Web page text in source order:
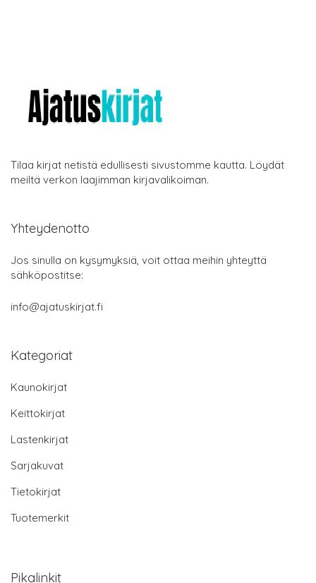
Tilaa kirjat netistä edullisesti sivustomme kautta. Löydät
meiltä verkon laajimman kirjavalikoiman.
Yhteydenotto
Jos sinulla on kysymyksiä, voit ottaa meihin yhteyttä
sähköpostitse:
info@ajatuskirjat.fi
Kategoriat
Kaunokirjat
Keittokirjat
Lastenkirjat
Sarjakuvat
Tietokirjat
Tuotemerkit
Pikalinkit